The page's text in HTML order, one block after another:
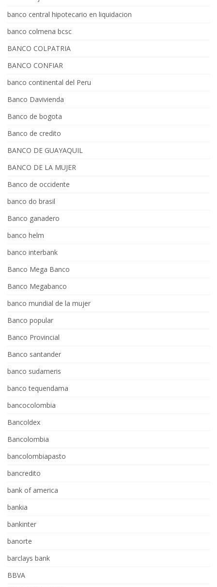
banco central hipotecario en liquidacion
banco colmena bcsc
BANCO COLPATRIA
BANCO CONFIAR
banco continental del Peru
Banco Davivienda
Banco de bogota
Banco de credito
BANCO DE GUAYAQUIL
BANCO DE LA MUJER
Banco de occidente
banco do brasil
Banco ganadero
banco helm
banco interbank
Banco Mega Banco
Banco Megabanco
banco mundial de la mujer
Banco popular
Banco Provincial
Banco santander
banco sudameris
banco tequendama
bancocolombia
Bancoldex
Bancolombia
bancolombiapasto
bancredito
bank of america
bankia
bankinter
banorte
barclays bank
BBVA